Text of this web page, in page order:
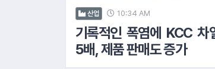
산업 10:34 AM
기록적인 폭염에 KCC 차
5배, 제품 판매도 증가